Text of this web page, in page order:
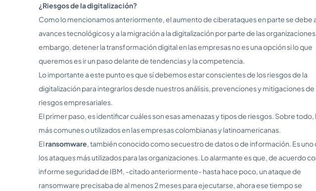
¿Riesgos de la digitalización?
Como lo mencionamos anteriormente, el aumento de ciberataques en parte se debe
avances tecnológicos y a la migración a la digitalización por parte de las
embargo, detener la transformación digital en las empresas no es una opción si lo que
queremos es ir un paso delante de tendencias y la competencia.
Lo importante a este punto es que sí debemos estar conscientes de los riesgos de la
digitalización para integrarlos desde nuestros análisis, prevenciones y mitigaciones de
riesgos empresariales.
El primer paso, es identificar cuáles son esas amenazas y tipos de riesgos. Sobre todo,
más comunes o utilizados en las empresas colombianas y latinoamericanas.
Elransomware, también conocido como secuestro de datos o de información. Es uno
los ataques más utilizados para las organizaciones. Lo alarmante es que, de acuerdo
informe seguridad de IBM, -citado anteriormente- hasta hace poco, un ataque de
ransomware precisaba de al menos 2 meses para ejecutarse, ahora ese tiempo se